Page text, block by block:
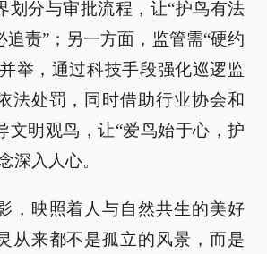
划分与审批流程，让“护鸟有法
追责”；另一方面，监管需“硬约
举，通过科技手段强化巡逻监
法处罚，同时借助行业协会和
文明观鸟，让“爱鸟始于心，护
深入人心。
，映照着人与自然共生的美好
从来都不是孤立的风景，而是